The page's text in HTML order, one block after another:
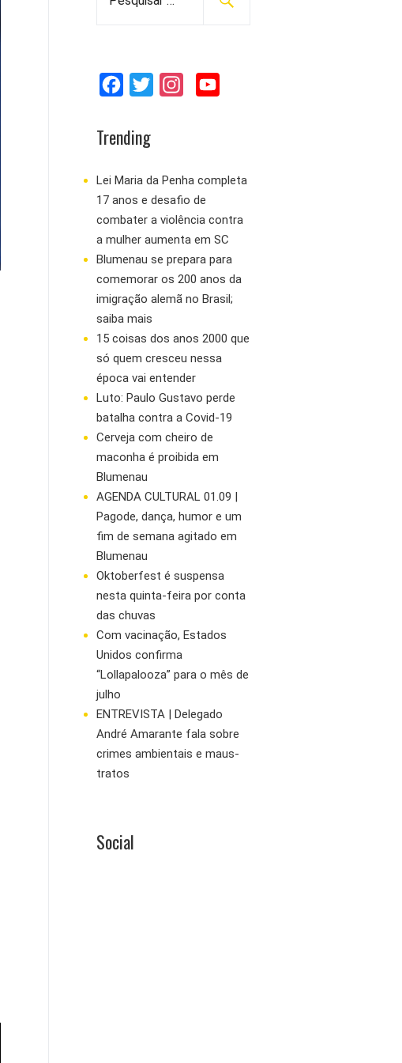
r
o
r
:
c
b
o
o
t
e
r
a
g
r
m
u
e
Trending
Lei Maria da Penha completa
17 anos e desafio de
combater a violência contra
a mulher aumenta em SC
Blumenau se prepara para
comemorar os 200 anos da
imigração alemã no Brasil;
saiba mais
15 coisas dos anos 2000 que
só quem cresceu nessa
época vai entender
Luto: Paulo Gustavo perde
batalha contra a Covid-19
Cerveja com cheiro de
maconha é proibida em
Blumenau
AGENDA CULTURAL 01.09 |
Pagode, dança, humor e um
fim de semana agitado em
Blumenau
Oktoberfest é suspensa
nesta quinta-feira por conta
das chuvas
Com vacinação, Estados
Unidos confirma
“Lollapalooza” para o mês de
julho
ENTREVISTA | Delegado
André Amarante fala sobre
crimes ambientais e maus-
tratos
Social